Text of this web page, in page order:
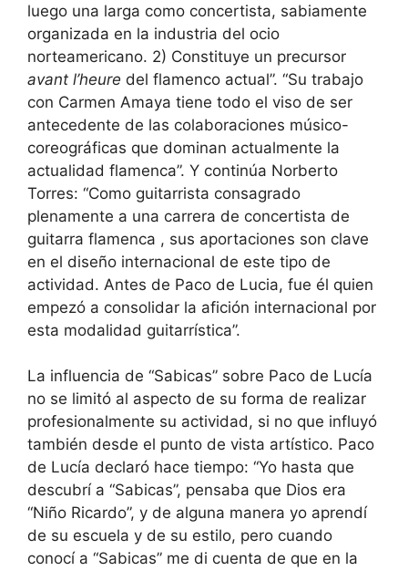
luego una larga como concertista, sabiamente
organizada en la industria del ocio
norteamericano. 2) Constituye un precursor
avant l’heure del flamenco actual”. “Su trabajo
con Carmen Amaya tiene todo el viso de ser
antecedente de las colaboraciones músico-
coreográficas que dominan actualmente la
actualidad flamenca”. Y continúa Norberto
Torres: “Como guitarrista consagrado
plenamente a una carrera de concertista de
guitarra flamenca , sus aportaciones son clave
en el diseño internacional de este tipo de
actividad. Antes de Paco de Lucia, fue él quien
empezó a consolidar la afición internacional por
esta modalidad guitarrística”.
La influencia de “Sabicas” sobre Paco de Lucía
no se limitó al aspecto de su forma de realizar
profesionalmente su actividad, si no que influyó
también desde el punto de vista artístico. Paco
de Lucía declaró hace tiempo: “Yo hasta que
descubrí a “Sabicas”, pensaba que Dios era
“Niño Ricardo”, y de alguna manera yo aprendí
de su escuela y de su estilo, pero cuando
conocí a “Sabicas” me di cuenta de que en la